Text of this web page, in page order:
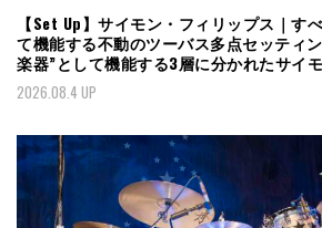
【Set Up】サイモン・フィリップス｜す
て機能する不動のツーバス多点セッティ
楽器”として機能する3層に分かれたサイ
2026.08.4 UP